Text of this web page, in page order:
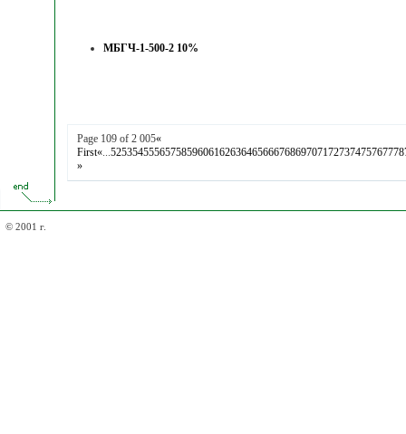
МБГЧ-1-500-2 10%
Page 109 of 2 005«
First«...525354555657585960616263646566676869707172737475767778
»
© 2001 г.